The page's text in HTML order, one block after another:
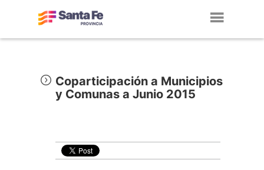
Coparticipación a Municipios
y Comunas a Junio 2015